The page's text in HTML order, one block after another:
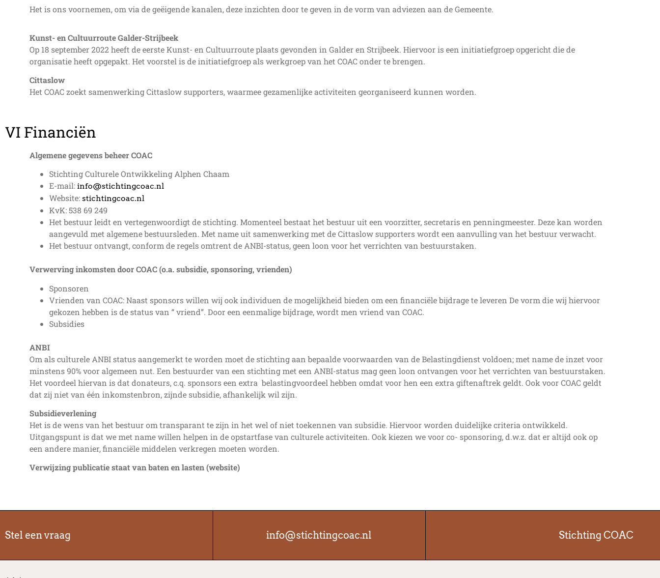
Het is ons voornemen, om via de geëigende kanalen, deze inzichten door te geven in de vorm van adviezen aan de Gemeente.
Kunst- en Cultuurroute Galder-Strijbeek
Op 18 september 2022 heeft de eerste Kunst- en Cultuurroute plaats gevonden in Galder en Strijbeek. Hiervoor is een initiatiefgroep opgericht die de
organisatie heeft opgepakt. Het voorstel is de initiatiefgroep als werkgroep van het COAC onder te brengen.
Cittaslow
Het COAC zoekt samenwerking Cittaslow supporters, waarmee gezamenlijke activiteiten georganiseerd kunnen worden.
VI Financiën
Algemene gegevens beheer COAC
Stichting Culturele Ontwikkeling Alphen Chaam
E-mail: info@stichtingcoac.nl
Website: stichtingcoac.nl
KvK: 538 69 249
Het bestuur leidt en vertegenwoordigt de stichting. Momenteel bestaat het bestuur uit een voorzitter, secretaris en penningmeester. Deze kan worden
aangevuld met algemene bestuursleden. Met name uit samenwerking met de Cittaslow supporters wordt een aanvulling van het bestuur verwacht.
Het bestuur ontvangt, conform de regels omtrent de ANBI-status, geen loon voor het verrichten van bestuurstaken.
Verwerving inkomsten door COAC (o.a. subsidie, sponsoring, vrienden)
Sponsoren
Vrienden van COAC: Naast sponsors willen wij ook individuen de mogelijkheid bieden om een financiële bijdrage te leveren De vorm die wij hiervoor
gekozen hebben is de status van “ vriend”. Door een eenmalige bijdrage, wordt men vriend van COAC.
Subsidies
ANBI
Om als culturele ANBI status aangemerkt te worden moet de stichting aan bepaalde voorwaarden van de Belastingdienst voldoen; met name de inzet voor
minstens 90% voor algemeen nut. Een bestuurder van een stichting met een ANBI-status mag geen loon ontvangen voor het verrichten van bestuurstaken.
Het voordeel hiervan is dat donateurs, c.q. sponsors een extra belastingvoordeel hebben omdat voor hen een extra giftenaftrek geldt. Ook voor COAC geldt
dat zij niet van één inkomstenbron, zijnde subsidie, afhankelijk wil zijn.
Subsidieverlening
Het is de wens van het bestuur om transparant te zijn in het wel of niet toekennen van subsidie. Hiervoor worden duidelijke criteria ontwikkeld.
Uitgangspunt is dat we met name willen helpen in de opstartfase van culturele activiteiten. Ook kiezen we voor co- sponsoring, d.w.z. dat er altijd ook op
een andere manier, financiële middelen verkregen moeten worden.
Verwijzing publicatie staat van baten en lasten (website)
Stel een vraag info@stichtingcoac.nl Stichting COAC